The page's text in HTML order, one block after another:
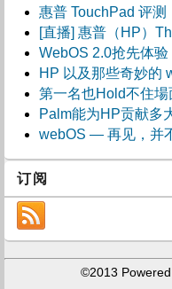
惠普 TouchPad 评测
[直播] 惠普（HP）
WebOS 2.0抢先体验
HP 以及那些奇妙的
第一名也Hold不住場
Palm能为HP贡献多
webOS — 再见，并
订阅
©2013